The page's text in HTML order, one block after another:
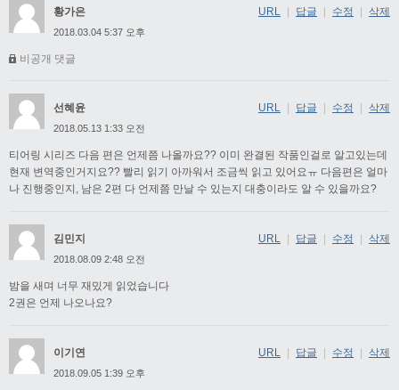
황가은
2018.03.04 5:37 오후
비공개 댓글
URL | 답글 | 수정 | 삭제
선혜윤
2018.05.13 1:33 오전
티어링 시리즈 다음 편은 언제쯤 나올까요?? 이미 완결된 작품인걸로 알고있는데
현재 변역중인거지요?? 빨리 읽기 아까워서 조금씩 읽고 있어요ㅠ 다음편은 얼마
나 진행중인지, 남은 2편 다 언제쯤 만날 수 있는지 대충이라도 알 수 있을까요?
URL 답글 수정 삭제
김민지
2018.08.09 2:48 오전
밤을 새며 너무 재밌게 읽었습니다
2권은 언제 나오나요?
URL 답글 수정 삭제
이기연
2018.09.05 1:39 오후
URL 답글 수정 삭제